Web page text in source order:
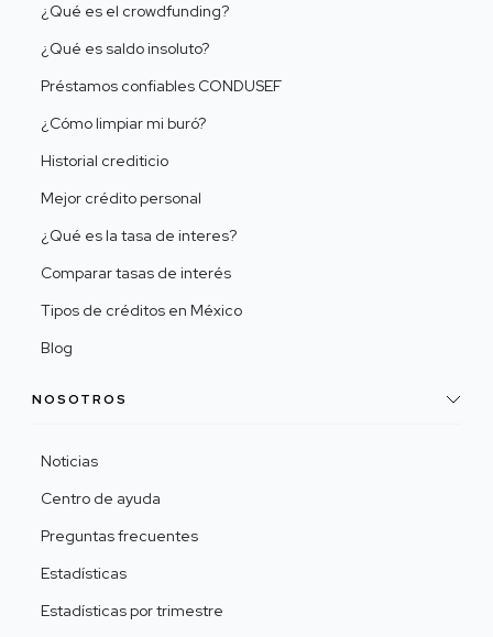
¿Qué es el crowdfunding?
¿Qué es saldo insoluto?
Préstamos confiables CONDUSEF
¿Cómo limpiar mi buró?
Historial crediticio
Mejor crédito personal
¿Qué es la tasa de interes?
Comparar tasas de interés
Tipos de créditos en México
Blog
NOSOTROS
Noticias
Centro de ayuda
Preguntas frecuentes
Estadísticas
Estadísticas por trimestre